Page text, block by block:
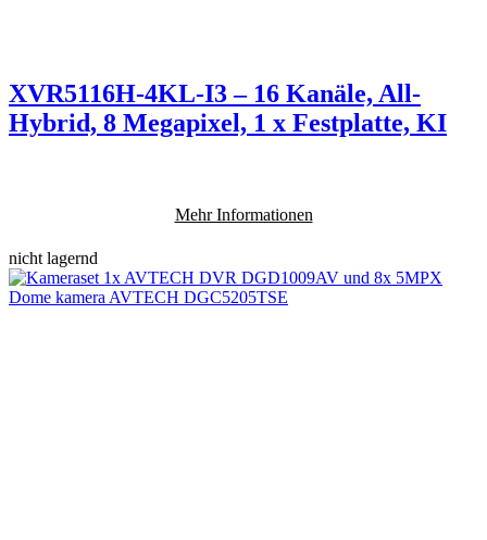
XVR5116H-4KL-I3 – 16 Kanäle, All-
Hybrid, 8 Megapixel, 1 x Festplatte, KI
Mehr Informationen
nicht lagernd